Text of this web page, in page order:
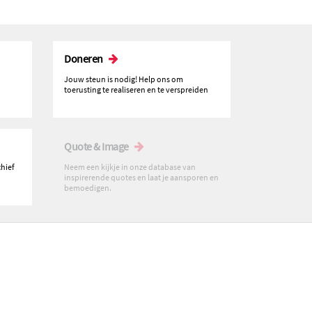
Doneren
Jouw steun is nodig! Help ons om
toerusting te realiseren en te verspreiden
Quote & Image
Neem een kijkje in onze database van
inspirerende quotes en laat je aansporen en
bemoedigen.